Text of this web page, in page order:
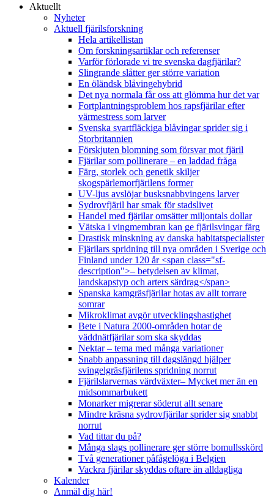
Aktuellt
Nyheter
Aktuell fjärilsforskning
Hela artikellistan
Om forskningsartiklar och referenser
Varför förlorade vi tre svenska dagfjärilar?
Slingrande slåtter ger större variation
En öländsk blåvingehybrid
Det nya normala får oss att glömma hur det var
Fortplantningsproblem hos rapsfjärilar efter
värmestress som larver
Svenska svartfläckiga blåvingar sprider sig i
Storbritannien
Förskjuten blomning som försvar mot fjäril
Fjärilar som pollinerare – en laddad fråga
Färg, storlek och genetik skiljer
skogspärlemorfjärilens former
UV-ljus avslöjar busksnabbvingens larver
Sydrovfjäril har smak för stadslivet
Handel med fjärilar omsätter miljontals dollar
Vätska i vingmembran kan ge fjärilsvingar färg
Drastisk minskning av danska habitatspecialister
Fjärilars spridning till nya områden i Sverige och
Finland under 120 år <span class="sf-
description">– betydelsen av klimat,
landskapstyp och arters särdrag</span>
Spanska kamgräsfjärilar hotas av allt torrare
somrar
Mikroklimat avgör utvecklingshastighet
Bete i Natura 2000-områden hotar de
väddnätfjärilar som ska skyddas
Nektar – tema med många variationer
Snabb anpassning till dagslängd hjälper
svingelgräsfjärilens spridning norrut
Fjärilslarvernas värdväxter– Mycket mer än en
midsommarbukett
Monarker migrerar söderut allt senare
Mindre kräsna sydrovfjärilar sprider sig snabbt
norrut
Vad tittar du på?
Många slags pollinerare ger större bomullsskörd
Två generationer påfågelöga i Belgien
Vackra fjärilar skyddas oftare än alldagliga
Kalender
Anmäl dig här!